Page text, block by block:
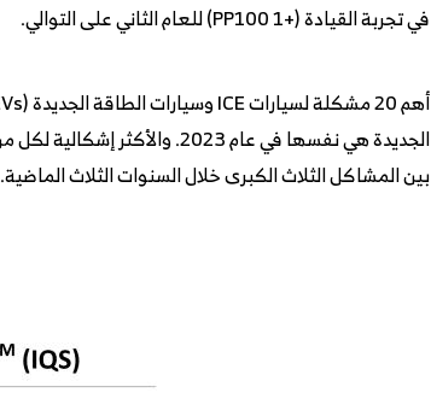
في تجربة القيادة (+1 PP100) للعام الثاني على التوالي.
بين المشاكل الثلاث الكبرى خلال السنوات الثلاث الماضية.